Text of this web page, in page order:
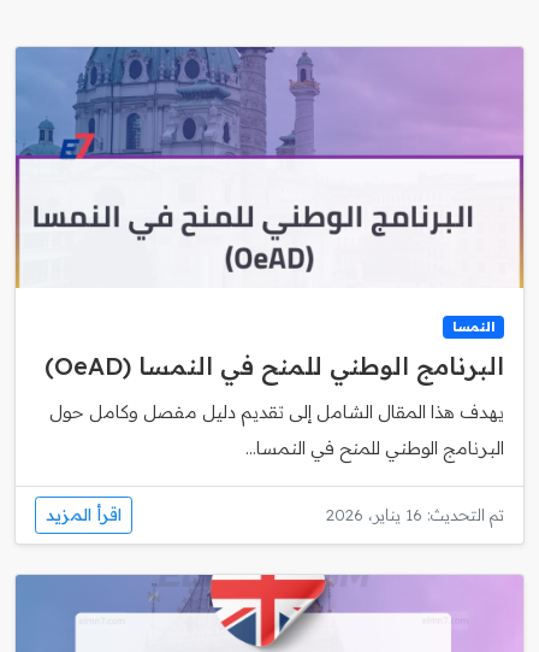
النمسا
البرنامج الوطني للمنح في النمسا (OeAD)
يهدف هذا المقال الشامل إلى تقديم دليل مفصل وكامل حول
البرنامج الوطني للمنح في النمسا...
تم التحديث: 16 يناير، 2026 اقرأ المزيد